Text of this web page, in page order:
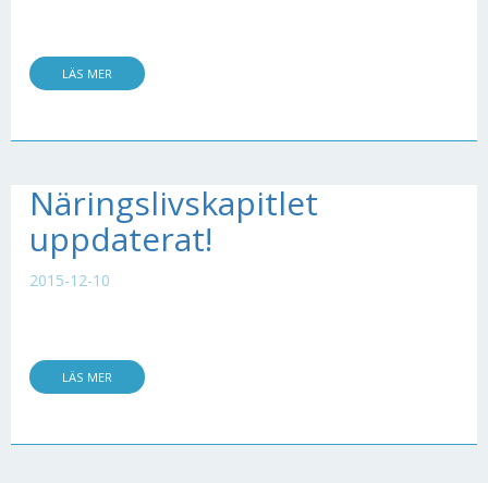
LÄS MER
Näringslivskapitlet
uppdaterat!
2015-12-10
LÄS MER